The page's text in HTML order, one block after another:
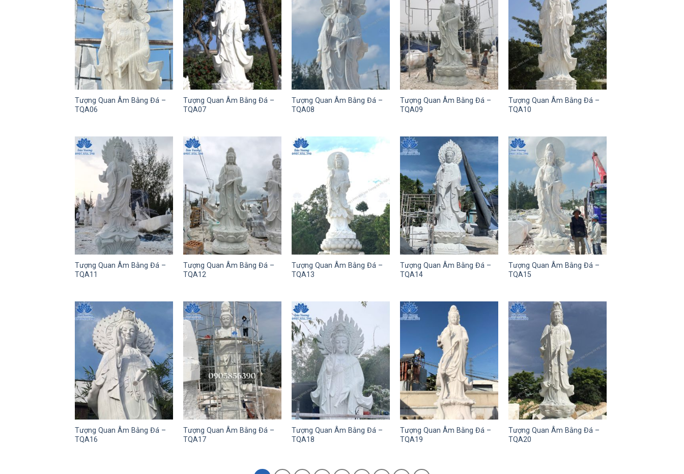
Tượng Quan Âm Bằng Đá –
TQA06
Tượng Quan Âm Bằng Đá –
TQA07
Tượng Quan Âm Bằng Đá –
TQA08
Tượng Quan Âm Bằng Đá –
TQA09
Tượng Quan Âm Bằng Đá –
TQA10
Tượng Quan Âm Bằng Đá –
TQA11
Tượng Quan Âm Bằng Đá –
TQA12
Tượng Quan Âm Bằng Đá –
TQA13
Tượng Quan Âm Bằng Đá –
TQA14
Tượng Quan Âm Bằng Đá –
TQA15
Tượng Quan Âm Bằng Đá –
TQA16
Tượng Quan Âm Bằng Đá –
TQA17
Tượng Quan Âm Bằng Đá –
TQA18
Tượng Quan Âm Bằng Đá –
TQA19
Tượng Quan Âm Bằng Đá –
TQA20